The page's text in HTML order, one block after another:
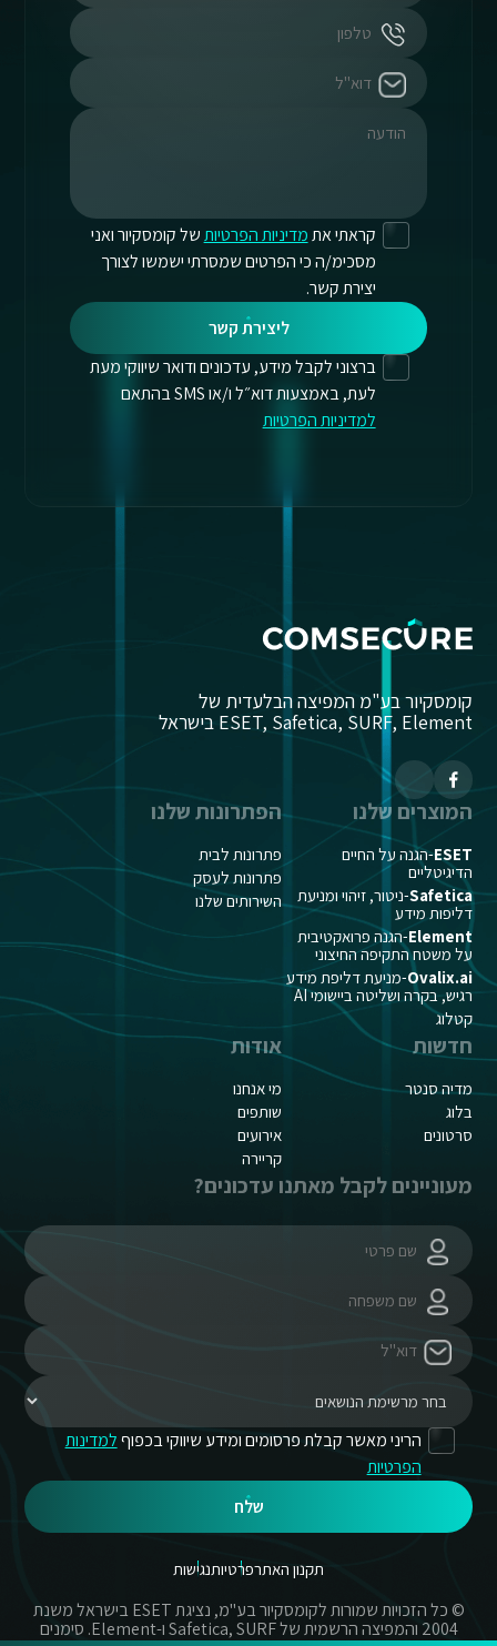
קראתי אתמדיניות הפרטיותשל קומסקיור ואני
מסכימ/ה כי הפרטים שמסרתי ישמשו לצורך
יצירת קשר.
ליצירת קשר
ברצוני לקבל מידע, עדכונים ודואר שיווקי מעת
לעת, באמצעות דוא״ל ו/או SMS בהתאם
למדיניות הפרטיות
קומסקיור בע"מ המפיצה הבלעדית של
ESET, Safetica, SURF, Element בישראל
המוצרים שלנו
ESET-הגנה על החיים
הדיגיטליים
Safetica-ניטור, זיהוי ומניעת
דליפות מידע
Element-הגנה פרואקטיבית
על משטח התקיפה החיצוני
Ovalix.ai-מניעת דליפת מידע
רגיש, בקרה ושליטה ביישומי AI
קטלוג
הפתרונות שלנו
פתרונות לבית
פתרונות לעסק
השירותים שלנו
חדשות
מדיה סנטר
בלוג
סרטונים
אודות
מי אנחנו
שותפים
אירועים
קריירה
מעוניינים לקבל מאתנו עדכונים?
הריני מאשר קבלת פרסומים ומידע שיווקי בכפוףלמדינות
הפרטיות
שלח
תקנון האתרפרטיותנגישות
© כל הזכויות שמורות לקומסקיור בע"מ, נציגת ESET בישראל משנת
2004 והמפיצה הרשמית של Safetica, SURF ו-Element. סימנים